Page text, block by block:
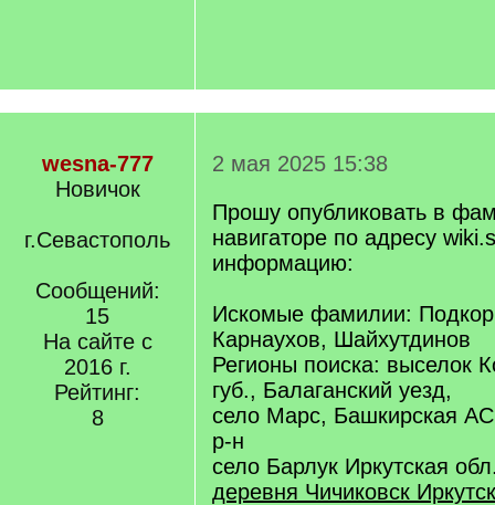
wesna-777
Новичок
г.Севастополь
Сообщений:
15
На сайте с
2016 г.
Рейтинг:
8
2 мая 2025 15:38
Прошу опубликовать в
навигаторе по адресу
информацию:
Искомые фамилии:
Карнаухов, Шайхутдинов
Регионы поиска: выселок
губ., Балаганский уезд,
село Марс, Башкирская
р-н
село Барлук Иркутская
деревня Чичиковск